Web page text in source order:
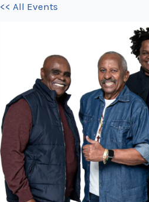
<< All Events